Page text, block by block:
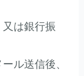
又は銀行振
ル送信後、